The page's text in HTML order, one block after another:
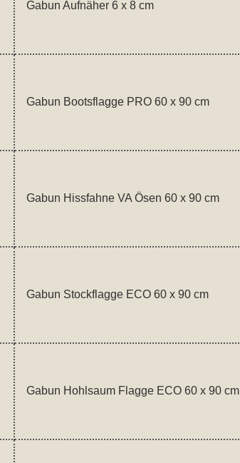
Gabun Aufnäher 6 x 8 cm
Gabun Bootsflagge PRO 60 x 90 cm
Gabun Hissfahne VA Ösen 60 x 90 cm
Gabun Stockflagge ECO 60 x 90 cm
Gabun Hohlsaum Flagge ECO 60 x 90 cm